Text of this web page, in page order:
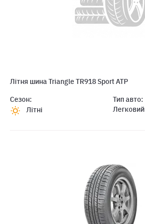
Літня шина Triangle TR918 Sport ATP
Сезон:
Літні
Тип авто:
Легковий